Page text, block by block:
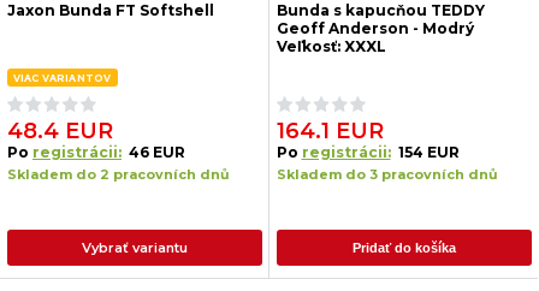
Jaxon Bunda FT Softshell
VIAC VARIANTOV
48.4 EUR
Po registrácii: 46 EUR
Skladem do 2 pracovních dnů
Vybrať variantu
Bunda s kapucňou TEDDY
Geoff Anderson - Modrý
Veľkosť: XXXL
164.1 EUR
Po registrácii: 154 EUR
Skladem do 3 pracovních dnů
Pridať do košíka